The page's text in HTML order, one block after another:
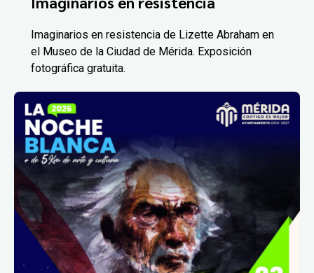
Imaginarios en resistencia de Lizette Abraham en
el Museo de la Ciudad de Mérida. Exposición
fotográfica gratuita.